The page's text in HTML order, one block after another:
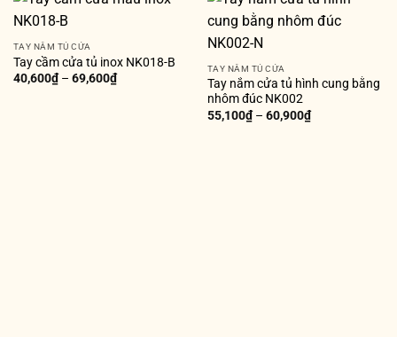
TAY NẮM TỦ CỬA
Tay cầm cửa tủ inox NK018-B
40,600₫– 69,600₫
TAY NẮM TỦ CỬA
Tay nắm cửa tủ hình cung bằng
nhôm đúc NK002
55,100₫– 60,900₫